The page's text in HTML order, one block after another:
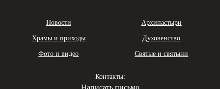
Новости Архипастыри
Храмы и приходы Духовенство
Фото и видео Святые и святыни
Контакты:
Написать письмо